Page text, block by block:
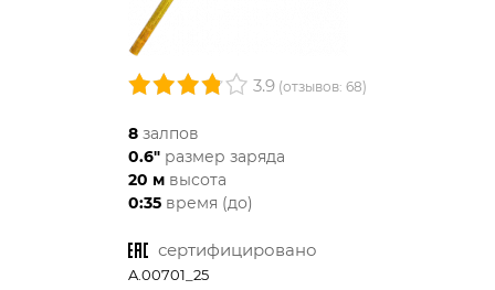
3.9 (отзывов: 68)
8 залпов
0.6" размер заряда
20 м высота
0:35 время (до)
сертифицировано
A.00701_25